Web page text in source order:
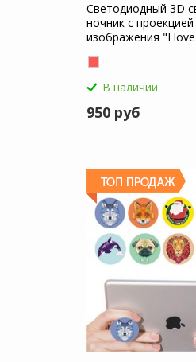
Светодиодный 3D
ночник с
изображения "I
экранов
В наличии
950 руб